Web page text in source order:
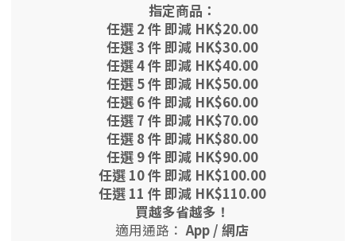
指定商品：
任選 2 件 即減 HK$20.00
任選 3 件 即減 HK$30.00
任選 4 件 即減 HK$40.00
任選 5 件 即減 HK$50.00
任選 6 件 即減 HK$60.00
任選 7 件 即減 HK$70.00
任選 8 件 即減 HK$80.00
任選 9 件 即減 HK$90.00
任選 10 件 即減 HK$100.00
任選 11 件 即減 HK$110.00
買越多省越多！
適用通路：App / 網店